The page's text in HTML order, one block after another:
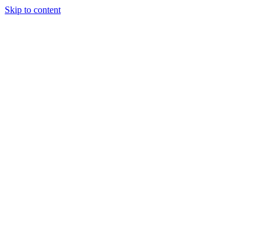
Skip to content